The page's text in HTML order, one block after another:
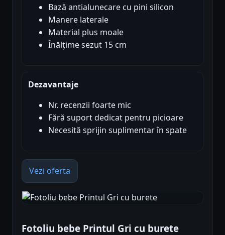
Bază antialunecare cu pini silicon
Manere laterale
Material plus moale
Înălțime sezut 15 cm
Dezavantaje
Nr. recenzii foarte mic
Fără suport dedicat pentru picioare
Necesită sprijin suplimentar în spate
Vezi oferta
Fotoliu bebe Printul Gri cu burete